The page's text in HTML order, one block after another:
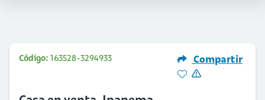
Código: 163528-3294933 Compartir